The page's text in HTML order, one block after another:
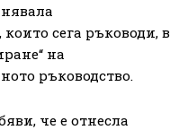
сега ръководи, в
на
ръководство.
че е отнесла